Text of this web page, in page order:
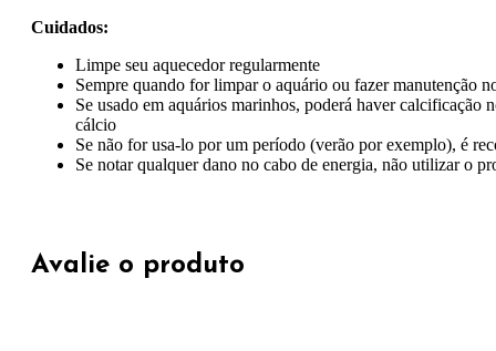
Cuidados:
Limpe seu aquecedor regularmente
Sempre quando for limpar o aquário ou fazer manutenção
Se usado em aquários marinhos, poderá haver calcificação
cálcio
Se não for usa-lo por um período (verão por exemplo), é
Se notar qualquer dano no cabo de energia, não utilizar o
Avalie o produto